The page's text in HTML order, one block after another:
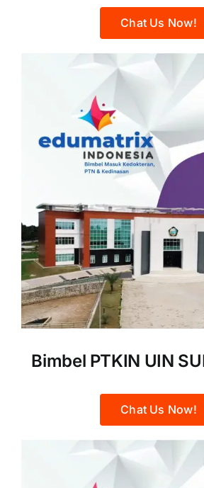
Chat Us Now!
Bimbel PTKIN UIN
Chat Us Now!